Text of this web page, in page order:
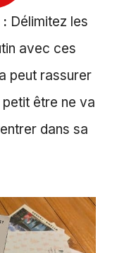
Délimitez les
avec ces
peut rassurer
être ne va
dans sa